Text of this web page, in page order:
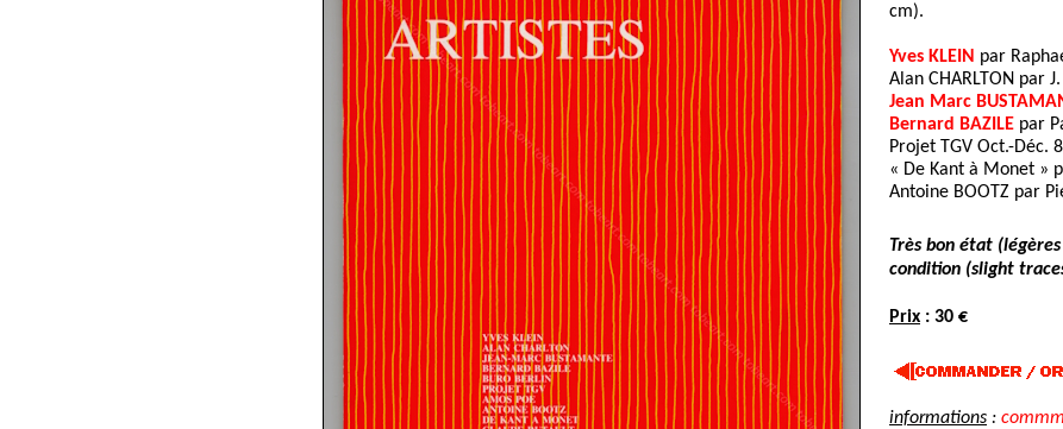
cm).
Yves KLEIN par
Alan CHARLTON par
Jean Marc
Bernard BAZILE par
Projet TGV Oct.-Déc.
« De Kant à Monet »
Antoine BOOTZ par
Très bon état
condition (slight
Prix : 30 €
informations :